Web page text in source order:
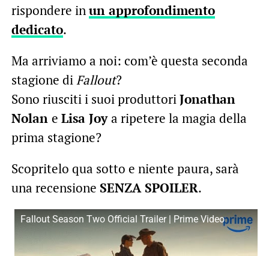
rispondere inun approfondimento
dedicato.
Ma arriviamo a noi: com’è questa seconda
stagione diFallout?
Sono riusciti i suoi produttoriJonathan
Nolan e Lisa Joya ripetere la magia della
prima stagione?
Scopritelo qua sotto e niente paura, sarà
una recensione SENZA SPOILER.
Fallout Season Two Official Trailer | Prime Video